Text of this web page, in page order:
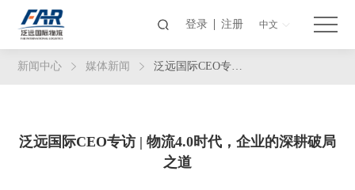
登录 注册 中文
新闻中心 媒体新闻
泛远国际CEO专访 | 物流4.0时代，企业的深耕破局
之道